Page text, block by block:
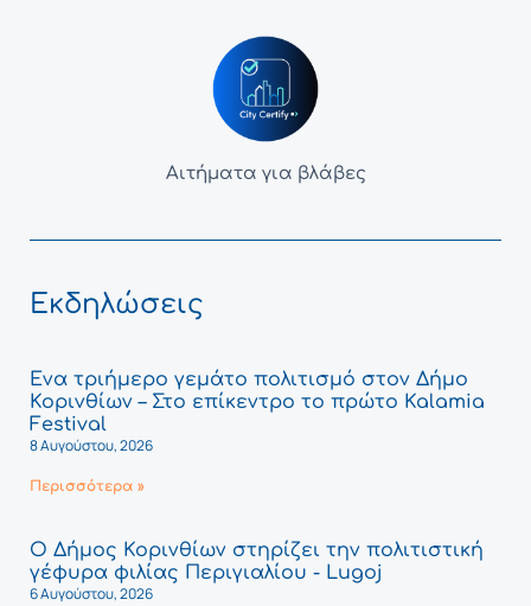
Αιτήματα για βλάβες
Εκδηλώσεις
Ένα τριήμερο γεμάτο πολιτισμό στον Δήμο
Κορινθίων – Στο επίκεντρο το πρώτο Kalamia
Festival
8 Αυγούστου, 2026
Περισσότερα »
Ο Δήμος Κορινθίων στηρίζει την πολιτιστική
γέφυρα φιλίας Περιγιαλίου - Lugoj
6 Αυγούστου, 2026